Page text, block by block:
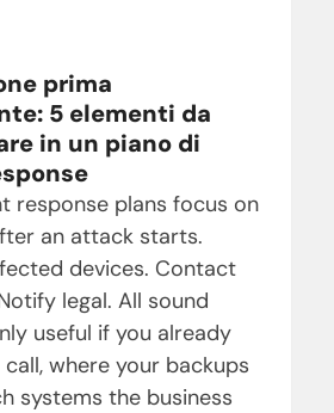
prima
5 elementi da
in un piano di
response plans focus on
an attack starts.
devices. Contact
legal. All sound
useful if you already
where your backups
systems the business